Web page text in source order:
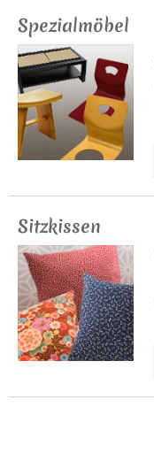
Spezialmöbel
Sitzkissen